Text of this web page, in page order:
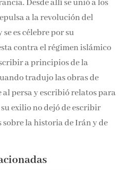
al servicio
1979, momento en que
exiliarse a Francia. Desde
de repulsa a la
Jomeini, y se es célebre
contra el régimen
a escribir a principios
cuando tradujo las obras
al persa y escribió relatos
sobre la historia de